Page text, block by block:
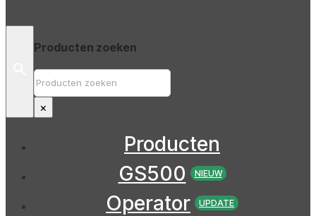
Producten zoeken
Zoek
op
×
Producten
GS500
NIEUW
Operator UPDATE